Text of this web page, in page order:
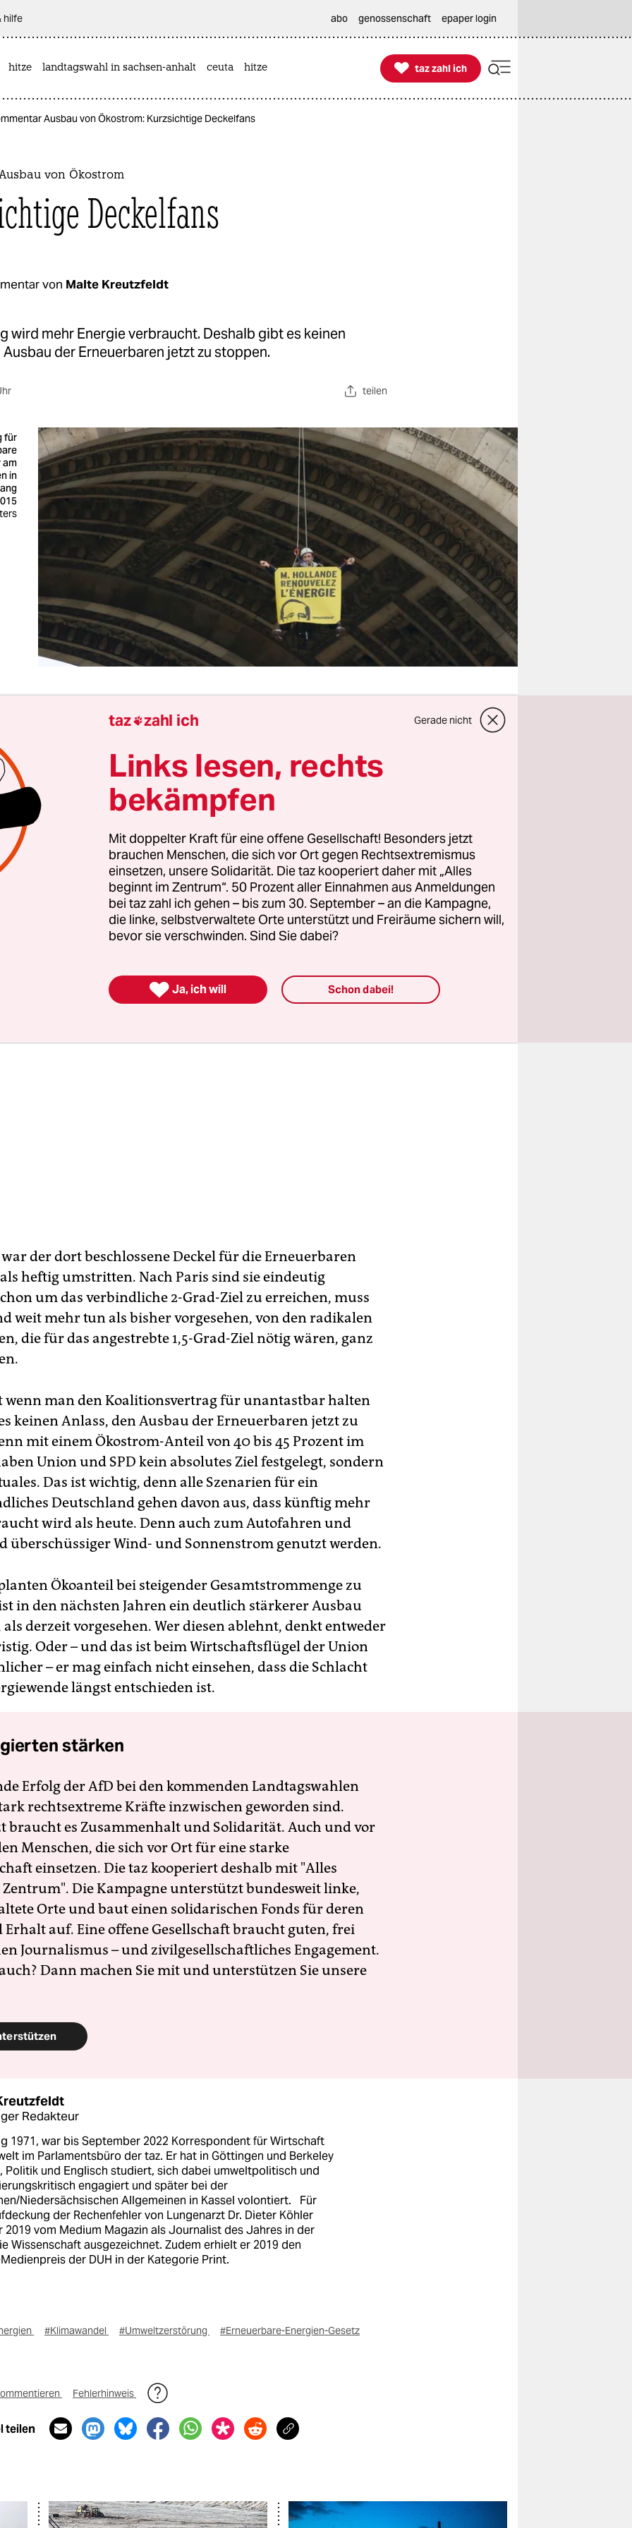
hilfe abo genossenschaft epaper login
hitze landtagswahl in sachsen-anhalt ceuta hitze 
taz zahl ich
taz zahl ich
Ausbau von Ökostrom: Kurzsichtige Deckelfans
von Ökostrom
Deckelfans
von Malte Kreutzfeldt
wird mehr Energie verbraucht. Deshalb gibt es keinen
Ausbau der Erneuerbaren jetzt zu stoppen.
teilen
für
am
in
könnte man meinen, dass die Schlachten um die
der Vergangenheit angehören: Klimaschutz ist
Staatsziel, der Atomausstieg wird von niemandem
und Wind und Sonne sind mittlerweile die billigsten
der alten Energiewelt geben noch nicht auf:
der Union wollen bei der Reform des
Energien-Gesetzes den Ökostromausbau in den nächsten
stoppen – mit dem Argument, die im
vereinbarten Ziele würden sonst übertroffen. Das ist
der dort beschlossene Deckel für die Erneuerbaren
heftig umstritten. Nach Paris sind sie eindeutig
um das verbindliche 2-Grad-Ziel zu erreichen, muss
weit mehr tun als bisher vorgesehen, von den radikalen
die für das angestrebte 1,5-Grad-Ziel nötig wären, ganz
wenn man den Koalitionsvertrag für unantastbar halten
keinen Anlass, den Ausbau der Erneuerbaren jetzt zu
mit einem Ökostrom-Anteil von 40 bis 45 Prozent im
Union und SPD kein absolutes Ziel festgelegt, sondern
Das ist wichtig, denn alle Szenarien für ein
Deutschland gehen davon aus, dass künftig mehr
wird als heute. Denn auch zum Autofahren und
überschüssiger Wind- und Sonnenstrom genutzt werden.
Ökoanteil bei steigender Gesamtstrommenge zu
in den nächsten Jahren ein deutlich stärkerer Ausbau
derzeit vorgesehen. Wer diesen ablehnt, denkt entweder
Oder – und das ist beim Wirtschaftsflügel der Union
– er mag einfach nicht einsehen, dass die Schlacht
längst entschieden ist.
stärken
Erfolg der AfD bei den kommenden Landtagswahlen
rechtsextreme Kräfte inzwischen geworden sind.
braucht es Zusammenhalt und Solidarität. Auch und vor
Menschen, die sich vor Ort für eine starke
einsetzen. Die taz kooperiert deshalb mit "Alles
Die Kampagne unterstützt bundesweit linke,
Orte und baut einen solidarischen Fonds für deren
Erhalt auf. Eine offene Gesellschaft braucht guten, frei
Journalismus – und zivilgesellschaftliches Engagement.
Dann machen Sie mit und unterstützen Sie unsere
Redakteur
1971, war bis September 2022 Korrespondent für Wirtschaft
im Parlamentsbüro der taz. Er hat in Göttingen und Berkeley
Politik und Englisch studiert, sich dabei umweltpolitisch und
engagiert und später bei der
Niedersächsischen Allgemeinen in Kassel volontiert. Für
der Rechenfehler von Lungenarzt Dr. Dieter Köhler
2019 vom Medium Magazin als Journalist des Jahres in der
Wissenschaft ausgezeichnet. Zudem erhielt er 2019 den
der DUH in der Kategorie Print.
#Klimawandel #Umweltzerstörung
#Erneuerbare-Energien-Gesetz
Fehlerhinweis
teilen
taz zahl ich Gerade nicht
Links lesen, rechts
bekämpfen
Mit doppelter Kraft für eine offene Gesellschaft! Besonders jetzt
brauchen Menschen, die sich vor Ort gegen Rechtsextremismus
einsetzen, unsere Solidarität. Die taz kooperiert daher mit „Alles
beginnt im Zentrum“. 50 Prozent aller Einnahmen aus Anmeldungen
bei taz zahl ich gehen – bis zum 30. September – an die Kampagne,
die linke, selbstverwaltete Orte unterstützt und Freiräume sichern will,
bevor sie verschwinden. Sind Sie dabei?
 Ja, ich will Schon dabei!